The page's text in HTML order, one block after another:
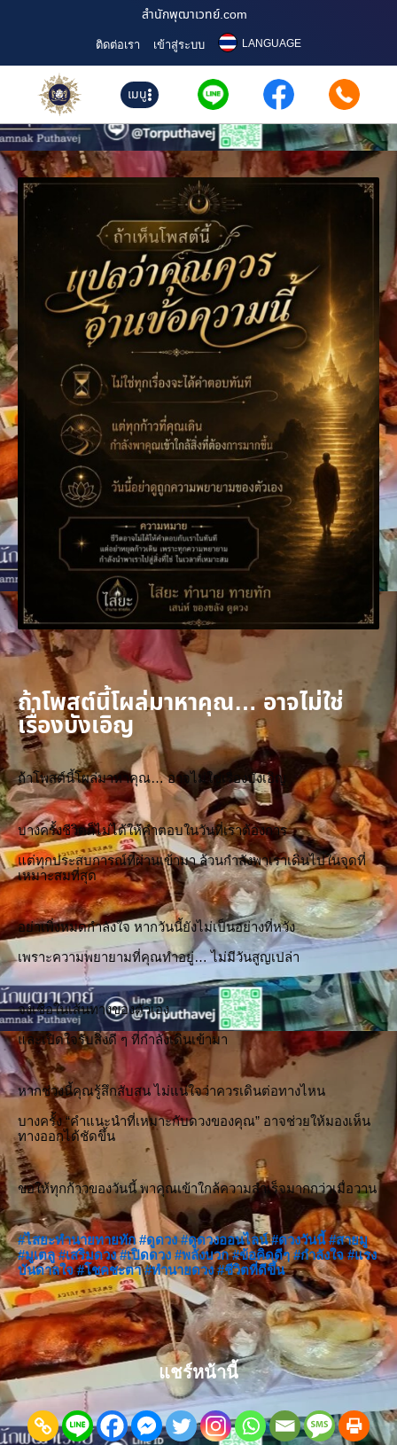
สำนักพุฒาเวทย์.com
ติดต่อเรา เข้าสู่ระบบ LANGUAGE
เมนู
ถ้าโพสต์นี้โผล่มาหาคุณ… อาจไม่ใช่
เรื่องบังเอิญ
ถ้าโพสต์นี้โผล่มาหาคุณ… อาจไม่ใช่เรื่องบังเอิญ
บางครั้งชีวิตก็ไม่ได้ให้คำตอบในวันที่เราต้องการ
แต่ทุกประสบการณ์ที่ผ่านเข้ามา ล้วนกำลังพาเราเดินไปในจุดที่
เหมาะสมที่สุด
อย่าเพิ่งหมดกำลังใจ หากวันนี้ยังไม่เป็นอย่างที่หวัง
เพราะความพยายามที่คุณทำอยู่… ไม่มีวันสูญเปล่า
จงเชื่อในเส้นทางของตัวเอง
และเปิดใจรับสิ่งดี ๆ ที่กำลังเดินเข้ามา
หากช่วงนี้คุณรู้สึกสับสน ไม่แน่ใจว่าควรเดินต่อทางไหน
บางครั้ง “คำแนะนำที่เหมาะกับดวงของคุณ” อาจช่วยให้มองเห็น
ทางออกได้ชัดขึ้น
ขอให้ทุกก้าวของวันนี้ พาคุณเข้าใกล้ความสำเร็จมากกว่าเมื่อวาน
#ไสยะทำนายทายทัก #ดูดวง #ดูดวงออนไลน์ #ดวงวันนี้ #สายมู
#มูเตลู #เสริมดวง #เปิดดวง #พลังบวก #ข้อคิดดีๆ #กำลังใจ #แรง
บันดาลใจ #โชคชะตา #ทำนายดวง #ชีวิตที่ดีขึ้น
แชร์หน้านี้